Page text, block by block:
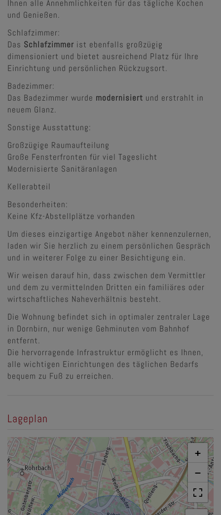
Ihnen alle Annehmlichkeiten für das tägliche Kochen
und Genießen.
Schlafzimmer:
Das Schlafzimmer ist ebenfalls großzügig
dimensioniert und bietet ausreichend Platz für Ihre
Einrichtung und persönlichen Rückzugsort.
Badezimmer:
Das Badezimmer wurde modernisiert und erstrahlt in
neuem Glanz.
Sonstige Ausstattung:
Großzügige Raumaufteilung
Große Fensterfronten für viel Tageslicht
Modernisierte Sanitäranlagen
Kellerabteil
Besonderheiten:
Keine Kfz-Abstellplätze vorhanden
Um dieses einzigartige Angebot näher kennenzulernen,
laden wir Sie herzlich zu einem persönlichen Gespräch
und in weiterer Folge zu einer Besichtigung ein.
Wir weisen darauf hin, dass zwischen dem Vermittler
und dem zu vermittelnden Dritten ein familiäres oder
wirtschaftliches Naheverhältnis besteht.
Die Wohnung befindet sich in optimaler zentraler Lage
in Dornbirn, nur wenige Gehminuten vom Bahnhof
entfernt.
Die hervorragende Infrastruktur ermöglicht es Ihnen,
alle wichtigen Einrichtungen des täglichen Bedarfs
bequem zu Fuß zu erreichen.
Lageplan
+
−